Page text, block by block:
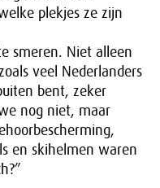
plekjes ze zijn
smeren. Niet alleen
veel Nederlanders
bent, zeker
nog niet, maar
en skihelmen waren